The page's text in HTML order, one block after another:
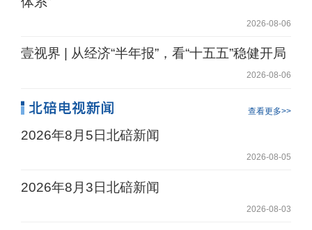
2026-08-06
壹视界 | 从经济“半年报”，看“十五五”稳健开局
2026-08-06
查看更多>>
2026年8月5日北碚新闻
2026-08-05
2026年8月3日北碚新闻
2026-08-03